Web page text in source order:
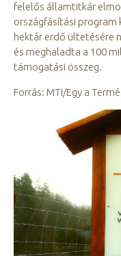
felelős államtitkár
országfásítási program
hektár erdő ültetésére
és meghaladta a 100
támogatási összeg.
Forrás: MTI/Egy a